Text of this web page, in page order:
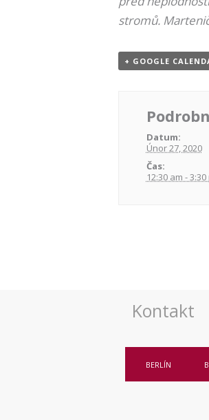
stromů.
+ GOOGLE
Datum:
Únor 27, 2020
Čas:
12:30 am - 3:30
Kontakt
BERLÍN